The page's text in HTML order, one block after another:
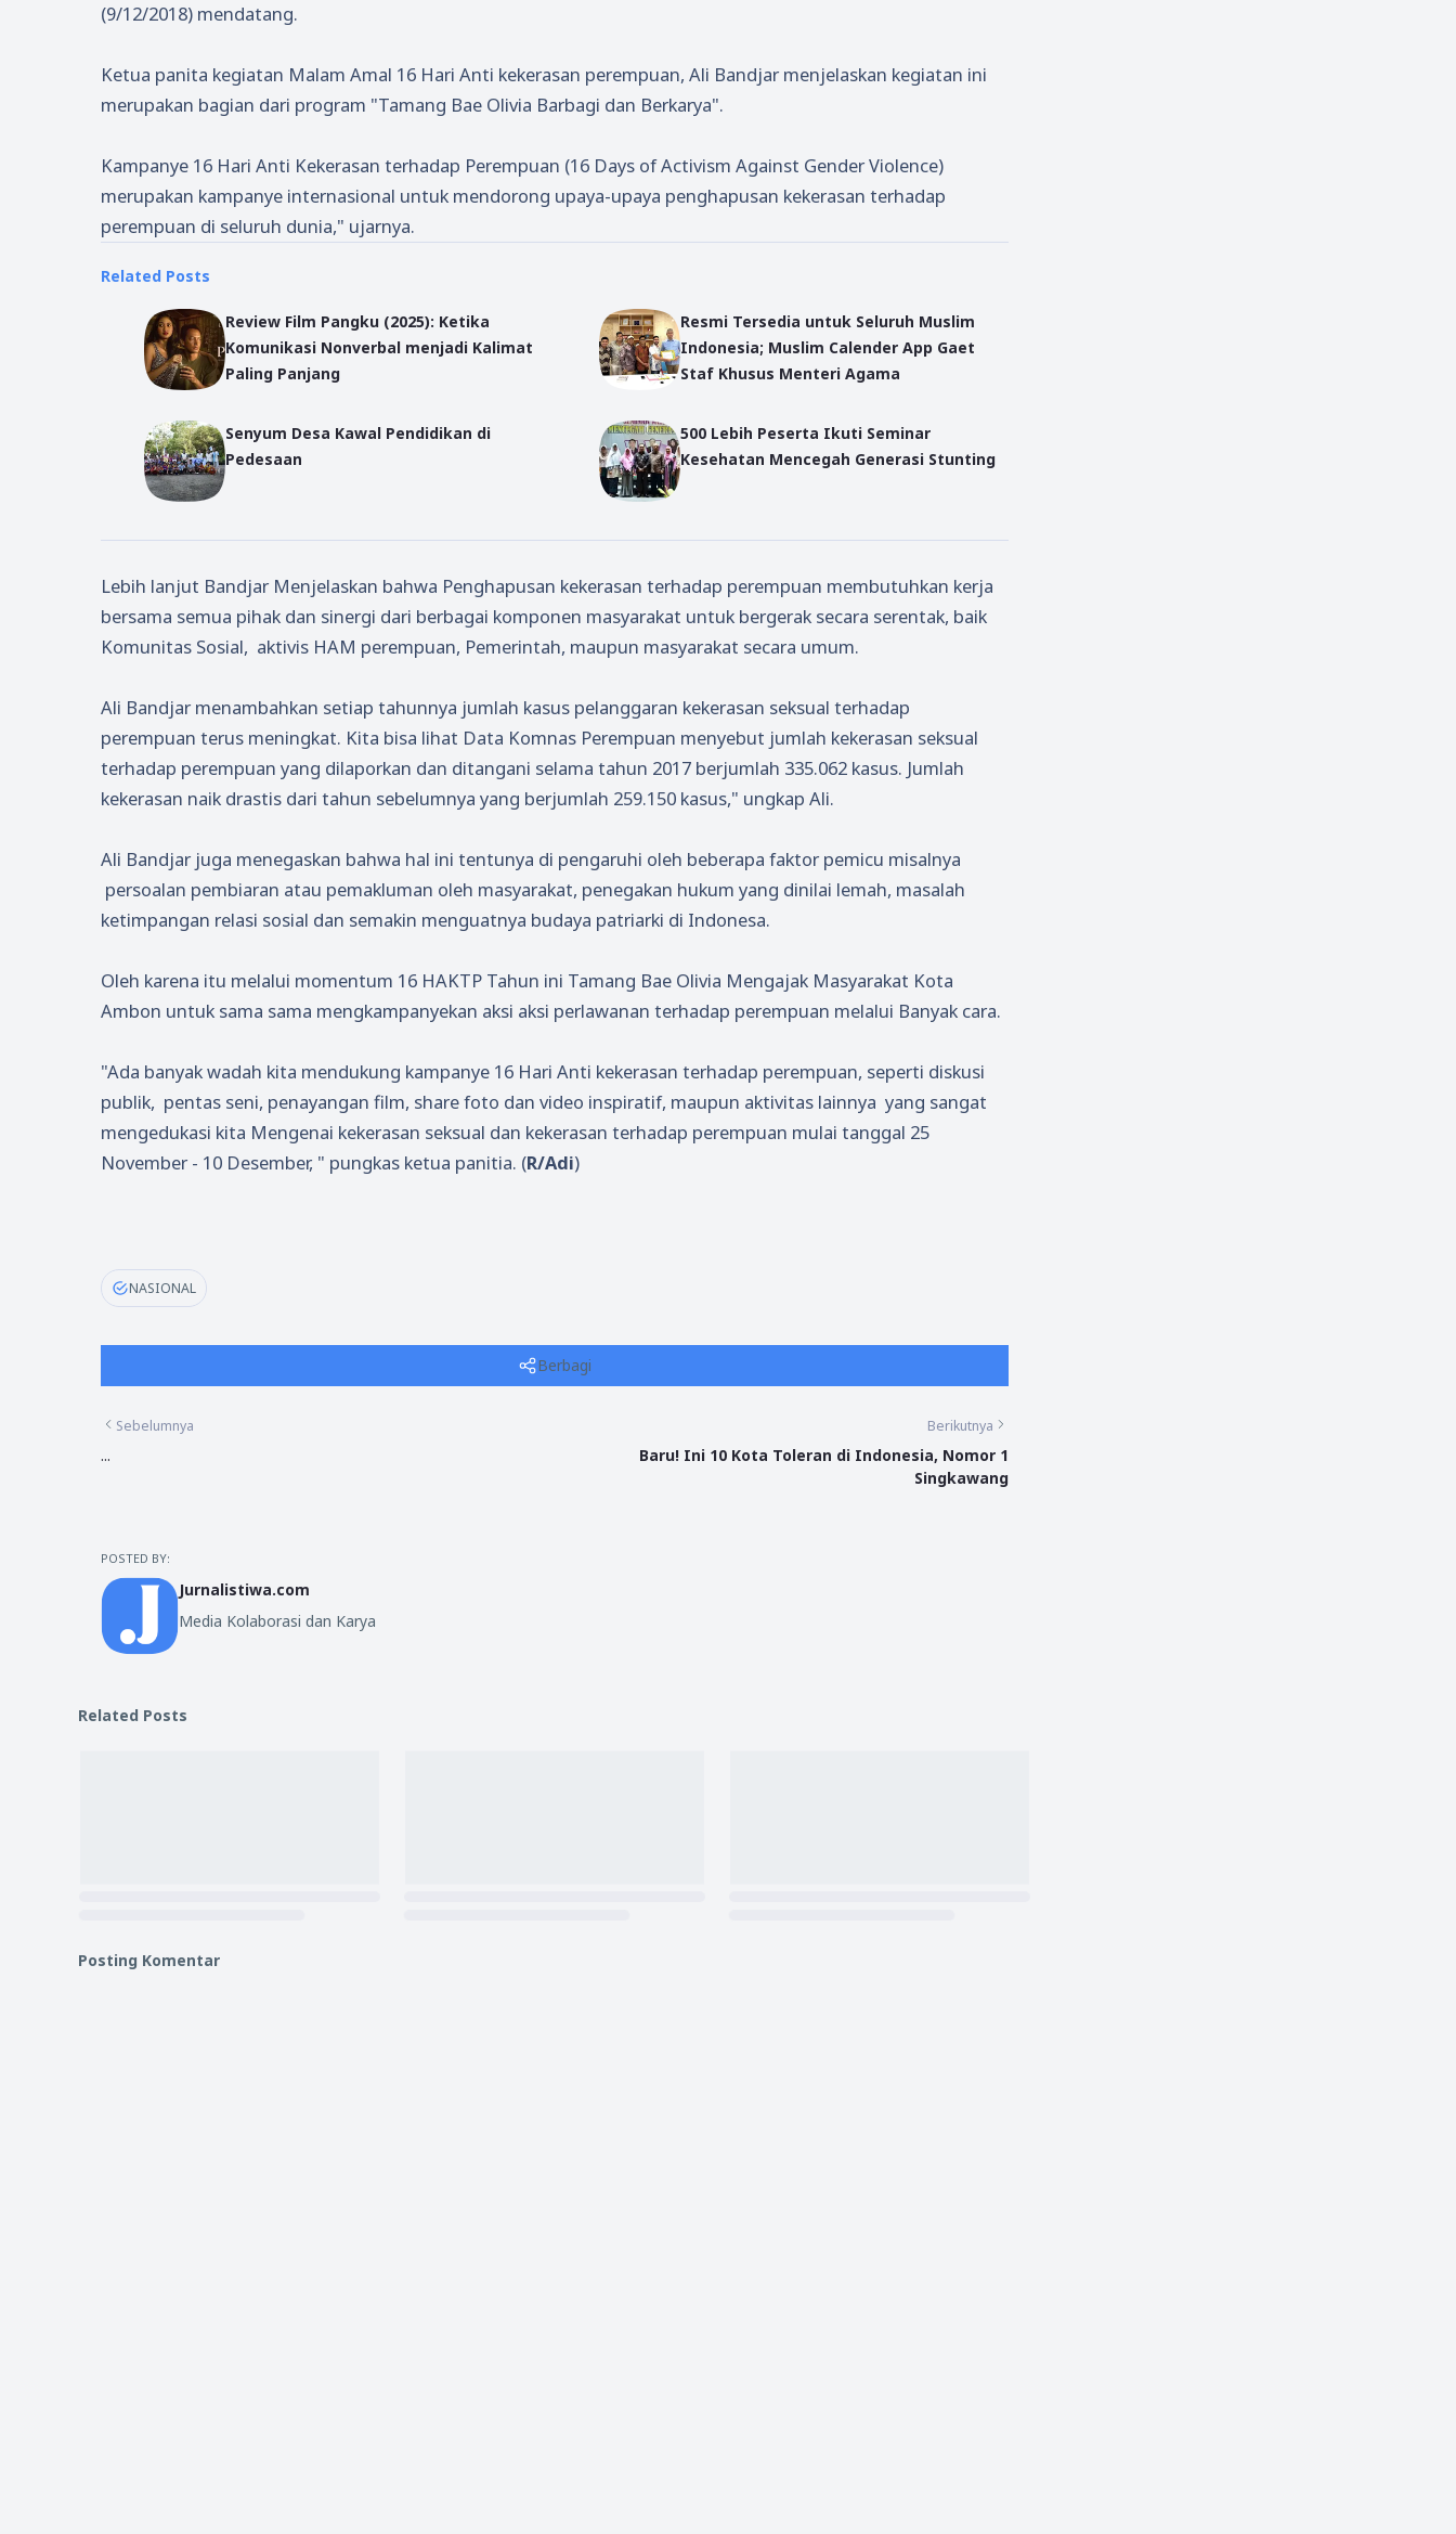
(9/12/2018) mendatang.
Ketua panita kegiatan Malam Amal 16 Hari Anti kekerasan perempuan, Ali Bandjar menjelaskan kegiatan ini
merupakan bagian dari program "Tamang Bae Olivia Barbagi dan Berkarya".
Kampanye 16 Hari Anti Kekerasan terhadap Perempuan (16 Days of Activism Against Gender Violence)
merupakan kampanye internasional untuk mendorong upaya-upaya penghapusan kekerasan terhadap
perempuan di seluruh dunia," ujarnya.
Related Posts
Review Film Pangku (2025): Ketika
Komunikasi Nonverbal menjadi Kalimat
Paling Panjang
Resmi Tersedia untuk Seluruh Muslim
Indonesia; Muslim Calender App Gaet
Staf Khusus Menteri Agama
Senyum Desa Kawal Pendidikan di
Pedesaan
500 Lebih Peserta Ikuti Seminar
Kesehatan Mencegah Generasi Stunting
Lebih lanjut Bandjar Menjelaskan bahwa Penghapusan kekerasan terhadap perempuan membutuhkan kerja
bersama semua pihak dan sinergi dari berbagai komponen masyarakat untuk bergerak secara serentak, baik
Komunitas Sosial, aktivis HAM perempuan, Pemerintah, maupun masyarakat secara umum.
Ali Bandjar menambahkan setiap tahunnya jumlah kasus pelanggaran kekerasan seksual terhadap
perempuan terus meningkat. Kita bisa lihat Data Komnas Perempuan menyebut jumlah kekerasan seksual
terhadap perempuan yang dilaporkan dan ditangani selama tahun 2017 berjumlah 335.062 kasus. Jumlah
kekerasan naik drastis dari tahun sebelumnya yang berjumlah 259.150 kasus," ungkap Ali.
Ali Bandjar juga menegaskan bahwa hal ini tentunya di pengaruhi oleh beberapa faktor pemicu misalnya
persoalan pembiaran atau pemakluman oleh masyarakat, penegakan hukum yang dinilai lemah, masalah
ketimpangan relasi sosial dan semakin menguatnya budaya patriarki di Indonesa.
Oleh karena itu melalui momentum 16 HAKTP Tahun ini Tamang Bae Olivia Mengajak Masyarakat Kota
Ambon untuk sama sama mengkampanyekan aksi aksi perlawanan terhadap perempuan melalui Banyak cara.
"Ada banyak wadah kita mendukung kampanye 16 Hari Anti kekerasan terhadap perempuan, seperti diskusi
publik, pentas seni, penayangan film, share foto dan video inspiratif, maupun aktivitas lainnya yang sangat
mengedukasi kita Mengenai kekerasan seksual dan kekerasan terhadap perempuan mulai tanggal 25
November - 10 Desember, " pungkas ketua panitia. (R/Adi)
NASIONAL
Berbagi
Sebelumnya
...
Berikutnya
Baru! Ini 10 Kota Toleran di Indonesia, Nomor 1
Singkawang
POSTED BY:
Jurnalistiwa.com
Media Kolaborasi dan Karya
Related Posts
Posting Komentar